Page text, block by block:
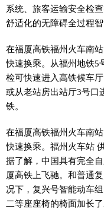
系统、旅客运输安全检
舒适化的无障碍全过程智
在福厦高铁福州火车南
快速换乘。从福州地铁5
检可快速进入高铁候车
或从老站房出站厅3号口
铁。
在福厦高铁福州火车南
快速换乘。福州火车站
据了解，中国具有完全
厦高铁上飞驰。和普通
况下，复兴号智能动车
二等座座椅的椅面加长了